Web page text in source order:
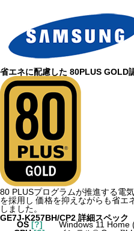
省エネに配慮した 80PLUS GOLD
80 PLUSプログラムが推進する電
を採用し 価格を抑えながらも省エ
しました。
GE7J-K257BH/CP2 詳細スペック
OS[?]
Windows 11 Home